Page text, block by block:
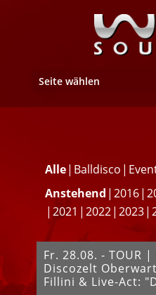
Seite wählen
Alle Balldisco
Anstehend 2016
2021
2022 2023
Fr. 28.08. - TOUR |
Discozelt
Fillini & Live-Act: